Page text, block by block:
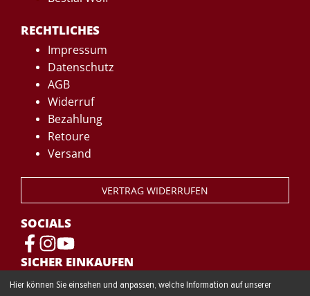
RECHTLICHES
Impressum
Datenschutz
AGB
Widerruf
Bezahlung
Retoure
Versand
VERTRAG WIDERRUFEN
SOCIALS
SICHER EINKAUFEN
Hier können Sie einsehen und anpassen, welche Information auf unserer